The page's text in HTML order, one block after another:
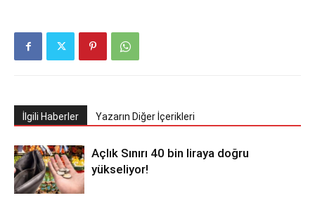
İlgili Haberler Yazarın Diğer İçerikleri
Açlık Sınırı 40 bin liraya doğru
yükseliyor!